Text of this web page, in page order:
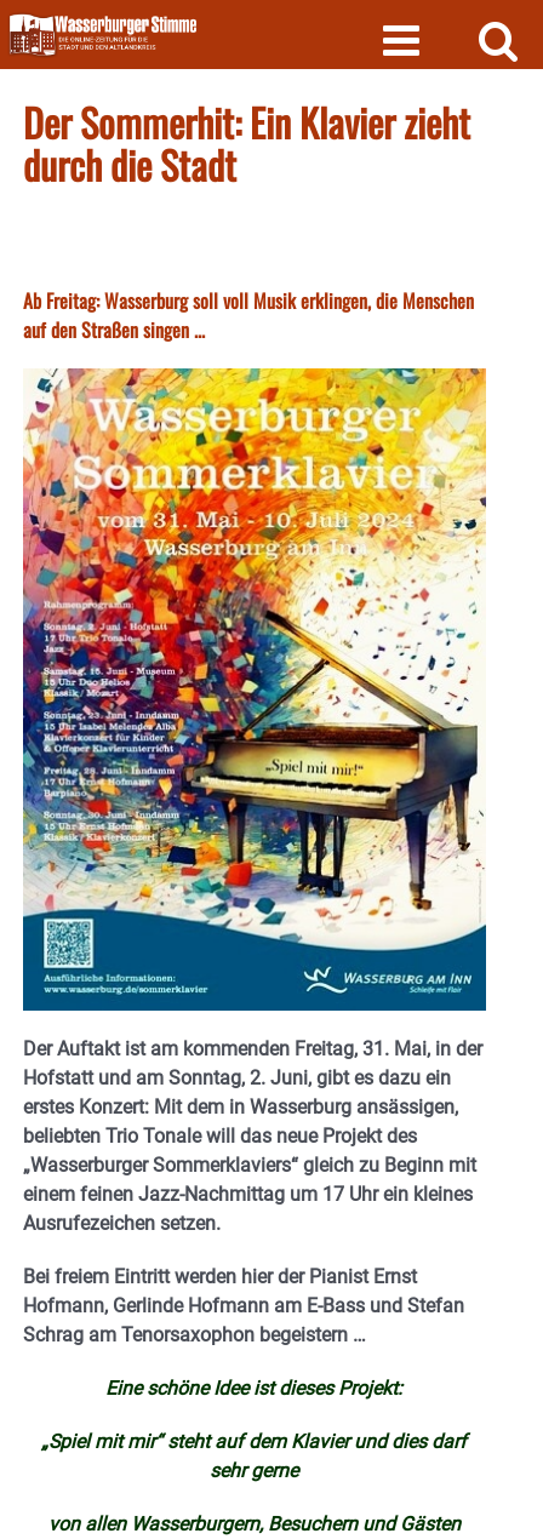
Skip
to
content
Der Sommerhit: Ein Klavier zieht
durch die Stadt
Ab Freitag: Wasserburg soll voll Musik erklingen, die Menschen
auf den Straßen singen ...
Der Auftakt ist am kommenden Freitag, 31. Mai, in der
Hofstatt und am Sonntag, 2. Juni, gibt es dazu ein
erstes Konzert: Mit dem in Wasserburg ansässigen,
beliebten Trio Tonale will das neue Projekt des
„Wasserburger Sommerklaviers“ gleich zu Beginn mit
einem feinen Jazz-Nachmittag um 17 Uhr ein kleines
Ausrufezeichen setzen.
Bei freiem Eintritt werden hier der Pianist Ernst
Hofmann, Gerlinde Hofmann am E-Bass und Stefan
Schrag am Tenorsaxophon begeistern …
Eine schöne Idee ist dieses Projekt:
„Spiel mit mir“ steht auf dem Klavier und dies darf
sehr gerne
von allen Wasserburgern, Besuchern und Gästen